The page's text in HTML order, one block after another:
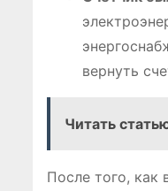
вернуть
Читать
После того, как